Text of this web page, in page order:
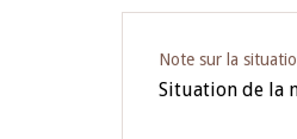
Note sur la
Situation de la